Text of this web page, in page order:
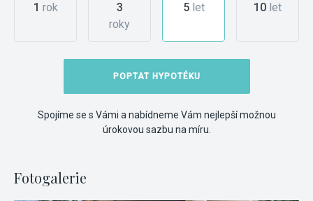
1 rok
3
roky
5let 10 let
POPTAT HYPOTÉKU
Spojíme se s Vámi a nabídneme Vám nejlepší možnou
úrokovou sazbu na míru.
Fotogalerie